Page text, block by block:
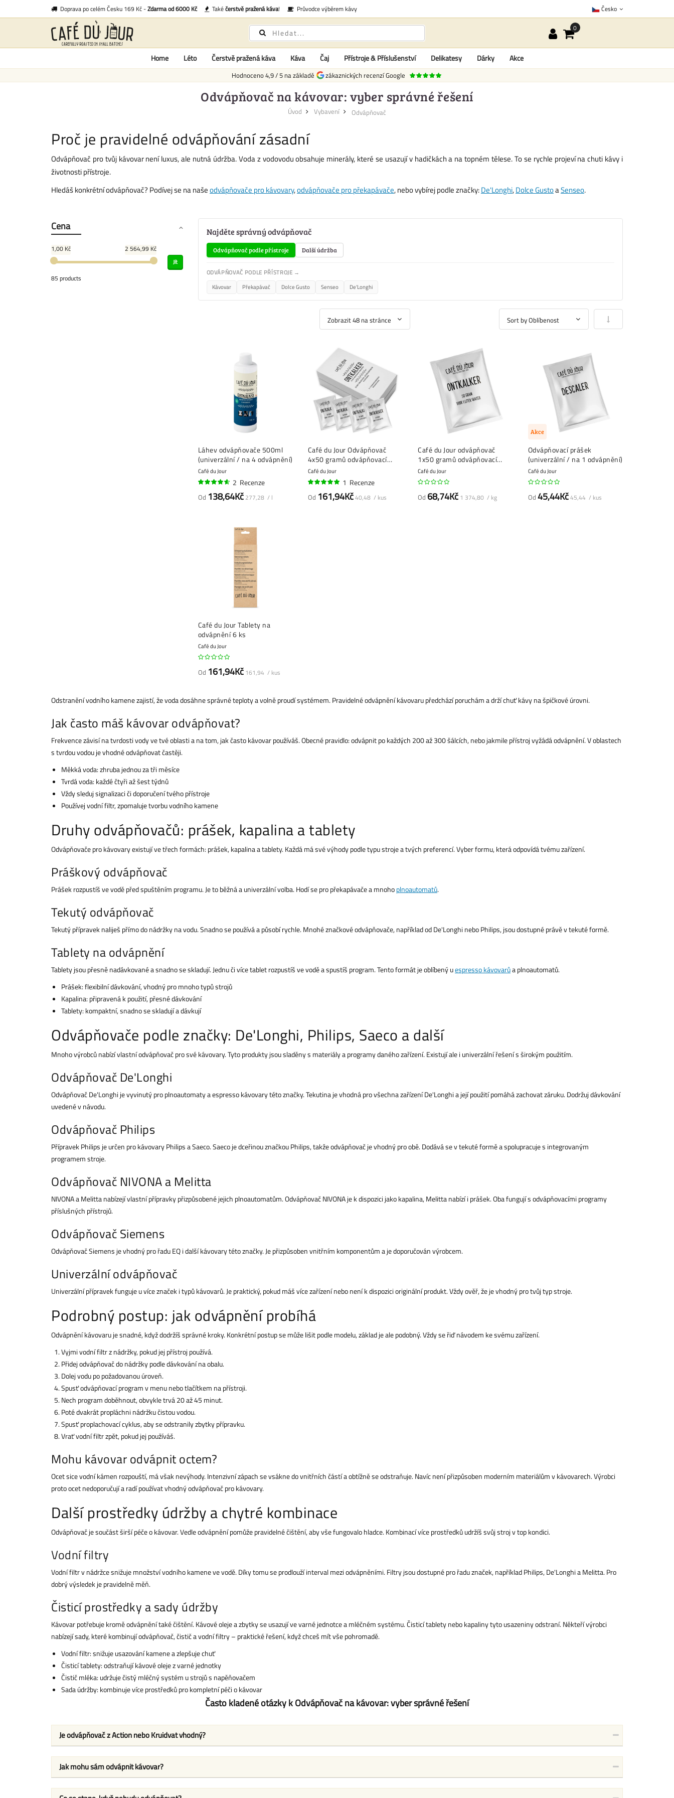
Doprava po celém Česku 169 Kč -Zdarma od 6000 Kč Takéčerstvě pražená káva! Průvodce výběrem kávy Česko
Home Léto Čerstvě pražená káva Káva Čaj Přístroje & Příslušenství Delikatesy Dárky Akce
Hodnoceno4,9/5 na základě zákaznických recenzí Google
Odvápňovač na kávovar: vyber správné řešení
Úvod Vybavení Odvápňovač
Proč je pravidelné odvápňování zásadní
Odvápňovač pro tvůj kávovar není luxus, ale nutná údržba. Voda z vodovodu obsahuje minerály, které se usazují v hadičkách a na topném tělese. To se rychle projeví na chuti kávy i
životnosti přístroje.
Hledáš konkrétní odvápňovač? Podívej se na našeodvápňovače pro kávovary,odvápňovače pro překapávače, nebo vybírej podle značky:De'Longhi,Dolce GustoaSenseo.
Najděte správný odvápňovač
Odvápňovač podle přístroje Další údržba
ODVÁPŇOVAČ PODLE PŘÍSTROJE →
Kávovar
Překapávač Dolce Gusto Senseo De'Longhi
Nastavit vzestupně
Láhev odvápňovače 500ml
(univerzální / na 4 odvápnění)
Café du Jour
2 Recenze
Od 138,64Kč 277,28 / l
Café du Jour Odvápňovač
4x50 gramů odvápňovací
prášek
Café du Jour
100%
1 Recenze
Od 161,94Kč40,48 / kus
Café du Jour odvápňovač
1x50 gramů odvápňovací
prášek
Café du Jour
Od 68,74Kč 1 374,80 / kg
Akce
Odvápňovací prášek
(univerzální / na 1 odvápnění)
Café du Jour
Od 45,44Kč45,44 / kus
Café du Jour Tablety na
odvápnění 6 ks
Café du Jour
Od 161,94Kč 161,94 / kus
Cena
1,00 Kč 2 564,99 Kč
Jít
85 products
Odstranění vodního kamene zajistí, že voda dosáhne správné teploty a volně proudí systémem. Pravidelné odvápnění kávovaru předchází poruchám a drží chuť kávy na špičkové úrovni.
Jak často máš kávovar odvápňovat?
Frekvence závisí na tvrdosti vody ve tvé oblasti a na tom, jak často kávovar používáš. Obecné pravidlo: odvápnit po každých 200 až 300 šálcích, nebo jakmile přístroj vyžádá odvápnění. V oblastech
s tvrdou vodou je vhodné odvápňovat častěji.
Měkká voda: zhruba jednou za tři měsíce
Tvrdá voda: každé čtyři až šest týdnů
Vždy sleduj signalizaci či doporučení tvého přístroje
Používej vodní filtr, zpomaluje tvorbu vodního kamene
Druhy odvápňovačů: prášek, kapalina a tablety
Odvápňovače pro kávovary existují ve třech formách: prášek, kapalina a tablety. Každá má své výhody podle typu stroje a tvých preferencí. Vyber formu, která odpovídá tvému zařízení.
Práškový odvápňovač
Prášek rozpustíš ve vodě před spuštěním programu. Je to běžná a univerzální volba. Hodí se pro překapávače a mnohoplnoautomatů.
Tekutý odvápňovač
Tekutý přípravek naliješ přímo do nádržky na vodu. Snadno se používá a působí rychle. Mnohé značkové odvápňovače, například od De'Longhi nebo Philips, jsou dostupné právě v tekuté formě.
Tablety na odvápnění
Tablety jsou přesně nadávkované a snadno se skladují. Jednu či více tablet rozpustíš ve vodě a spustíš program. Tento formát je oblíbený uespresso kávovarůa plnoautomatů.
Prášek: flexibilní dávkování, vhodný pro mnoho typů strojů
Kapalina: připravená k použití, přesné dávkování
Tablety: kompaktní, snadno se skladují a dávkují
Odvápňovače podle značky: De'Longhi, Philips, Saeco a další
Mnoho výrobců nabízí vlastní odvápňovač pro své kávovary. Tyto produkty jsou sladěny s materiály a programy daného zařízení. Existují ale i univerzální řešení s širokým použitím.
Odvápňovač De'Longhi
Odvápňovač De'Longhi je vyvinutý pro plnoautomaty a espresso kávovary této značky. Tekutina je vhodná pro všechna zařízení De'Longhi a její použití pomáhá zachovat záruku. Dodržuj dávkování
uvedené v návodu.
Odvápňovač Philips
Přípravek Philips je určen pro kávovary Philips a Saeco. Saeco je dceřinou značkou Philips, takže odvápňovač je vhodný pro obě. Dodává se v tekuté formě a spolupracuje s integrovaným
programem stroje.
Odvápňovač NIVONA a Melitta
NIVONA a Melitta nabízejí vlastní přípravky přizpůsobené jejich plnoautomatům. Odvápňovač NIVONA je k dispozici jako kapalina, Melitta nabízí i prášek. Oba fungují s odvápňovacími programy
příslušných přístrojů.
Odvápňovač Siemens
Odvápňovač Siemens je vhodný pro řadu EQ i další kávovary této značky. Je přizpůsoben vnitřním komponentům a je doporučován výrobcem.
Univerzální odvápňovač
Univerzální přípravek funguje u více značek i typů kávovarů. Je praktický, pokud máš více zařízení nebo není k dispozici originální produkt. Vždy ověř, že je vhodný pro tvůj typ stroje.
Podrobný postup: jak odvápnění probíhá
Odvápnění kávovaru je snadné, když dodržíš správné kroky. Konkrétní postup se může lišit podle modelu, základ je ale podobný. Vždy se řiď návodem ke svému zařízení.
Vyjmi vodní filtr z nádržky, pokud jej přístroj používá.
Přidej odvápňovač do nádržky podle dávkování na obalu.
Dolej vodu po požadovanou úroveň.
Spusť odvápňovací program v menu nebo tlačítkem na přístroji.
Nech program doběhnout, obvykle trvá 20 až 45 minut.
Poté dvakrát propláchni nádržku čistou vodou.
Spusť proplachovací cyklus, aby se odstranily zbytky přípravku.
Vrať vodní filtr zpět, pokud jej používáš.
Mohu kávovar odvápnit octem?
Ocet sice vodní kámen rozpouští, má však nevýhody. Intenzivní zápach se vsákne do vnitřních částí a obtížně se odstraňuje. Navíc není přizpůsoben moderním materiálům v kávovarech. Výrobci
proto ocet nedoporučují a radí používat vhodný odvápňovač pro kávovary.
Další prostředky údržby a chytré kombinace
Odvápňovač je součást širší péče o kávovar. Vedle odvápnění pomůže pravidelné čištění, aby vše fungovalo hladce. Kombinací více prostředků udržíš svůj stroj v top kondici.
Vodní filtry
Vodní filtr v nádržce snižuje množství vodního kamene ve vodě. Díky tomu se prodlouží interval mezi odvápněními. Filtry jsou dostupné pro řadu značek, například Philips, De'Longhi a Melitta. Pro
dobrý výsledek je pravidelně měň.
Čisticí prostředky a sady údržby
Kávovar potřebuje kromě odvápnění také čištění. Kávové oleje a zbytky se usazují ve varné jednotce a mléčném systému. Čisticí tablety nebo kapaliny tyto usazeniny odstraní. Někteří výrobci
nabízejí sady, které kombinují odvápňovač, čistič a vodní filtry – praktické řešení, když chceš mít vše pohromadě.
Vodní filtr: snižuje usazování kamene a zlepšuje chuť
Čisticí tablety: odstraňují kávové oleje z varné jednotky
Čistič mléka: udržuje čistý mléčný systém u strojů s napěňovačem
Sada údržby: kombinuje více prostředků pro kompletní péči o kávovar
Často kladené otázky k Odvápňovač na kávovar: vyber správné řešení
Je odvápňovač z Action nebo Kruidvat vhodný?
Jak mohu sám odvápnit kávovar?